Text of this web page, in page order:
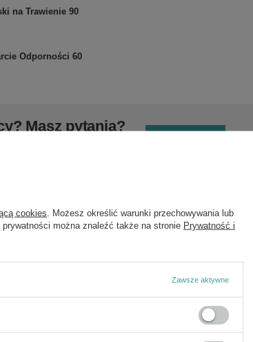
na Trawienie 90
Odporności 60
Masz pytania?
cookies . Możesz określić warunki przechowywania lub
można znaleźć także na stronie Prywatność i
Zawsze aktywne